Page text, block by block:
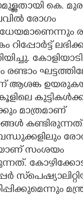
കെ.
രോഗം
റിപ്പോർട്ട്
ആശങ്ക
മാത്രമാണ്
സംശയം